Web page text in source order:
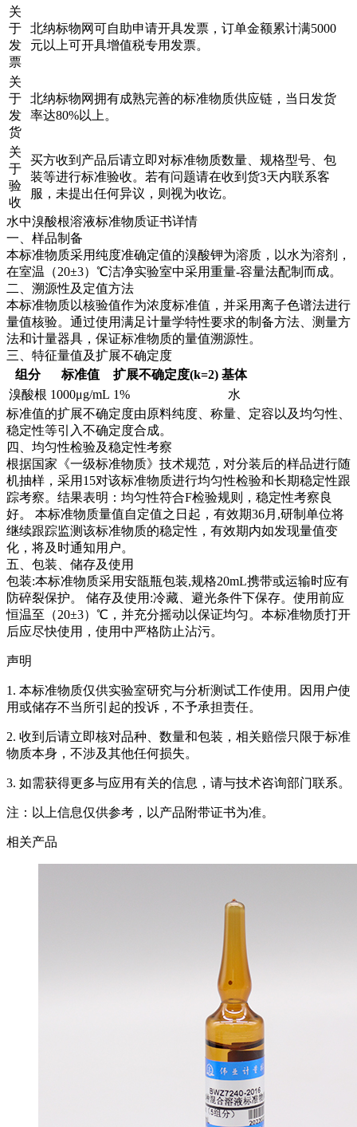
关
于
发
票
北纳标物网可自助申请开具发票，订单金额累计满5000
元以上可开具增值税专用发票。
关
于
发
货
北纳标物网拥有成熟完善的标准物质供应链，当日发货
率达80%以上。
关
于
验
收
买方收到产品后请立即对标准物质数量、规格型号、包
装等进行标准验收。若有问题请在收到货3天内联系客
服，未提出任何异议，则视为收讫。
水中溴酸根溶液标准物质证书详情
一、样品制备
本标准物质采用纯度准确定值的溴酸钾为溶质，以水为溶剂，
在室温（20±3）℃洁净实验室中采用重量-容量法配制而成。
二、溯源性及定值方法
本标准物质以核验值作为浓度标准值，并采用离子色谱法进行
量值核验。通过使用满足计量学特性要求的制备方法、测量方
法和计量器具，保证标准物质的量值溯源性。
三、特征量值及扩展不确定度
组分
标准值 扩展不确定度(k=2) 基体
溴酸根 1000μg/mL 1%
水
标准值的扩展不确定度由原料纯度、称量、定容以及均匀性、
稳定性等引入不确定度合成。
四、均匀性检验及稳定性考察
根据国家《一级标准物质》技术规范，对分装后的样品进行随
机抽样，采用15对该标准物质进行均匀性检验和长期稳定性跟
踪考察。结果表明：均匀性符合F检验规则，稳定性考察良
好。 本标准物质量值自定值之日起，有效期36月,研制单位将
继续跟踪监测该标准物质的稳定性，有效期内如发现量值变
化，将及时通知用户。
五、包装、储存及使用
包装:本标准物质采用安瓿瓶包装,规格20mL携带或运输时应有
防碎裂保护。 储存及使用:冷藏、避光条件下保存。使用前应
恒温至（20±3）℃，并充分摇动以保证均匀。本标准物质打开
后应尽快使用，使用中严格防止沾污。
声明
1. 本标准物质仅供实验室研究与分析测试工作使用。因用户使
用或储存不当所引起的投诉，不予承担责任。
2. 收到后请立即核对品种、数量和包装，相关赔偿只限于标准
物质本身，不涉及其他任何损失。
3. 如需获得更多与应用有关的信息，请与技术咨询部门联系。
注：以上信息仅供参考，以产品附带证书为准。
相关产品